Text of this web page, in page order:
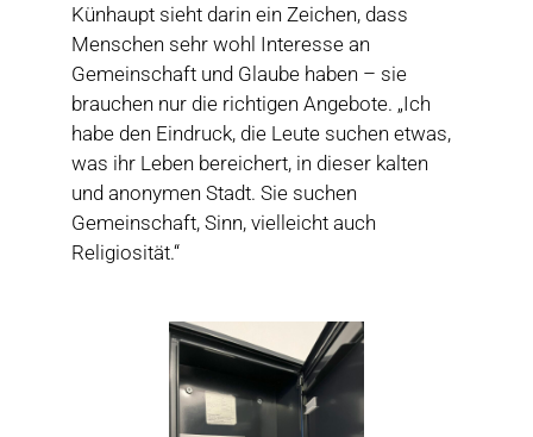
Künhaupt sieht darin ein Zeichen, dass
Menschen sehr wohl Interesse an
Gemeinschaft und Glaube haben – sie
brauchen nur die richtigen Angebote. „Ich
habe den Eindruck, die Leute suchen etwas,
was ihr Leben bereichert, in dieser kalten
und anonymen Stadt. Sie suchen
Gemeinschaft, Sinn, vielleicht auch
Religiosität.“